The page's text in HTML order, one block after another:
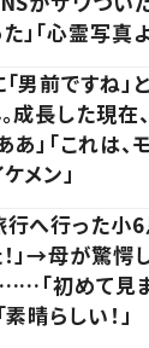
」「心霊写真
男前ですね」
成長した現
あ」「これは
メン」
へ行った小6
」→母が驚愕
「初めて見ま
素晴らしい！」